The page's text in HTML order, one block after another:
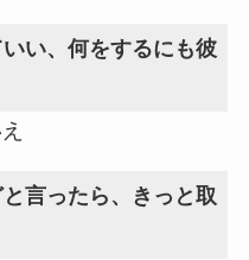
い、何をするにも彼
言ったら、きっと取